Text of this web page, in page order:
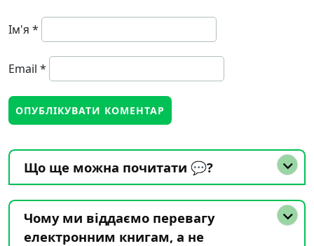
Ім'я *
Email *
Що ще можна почитати 💬?
Чому ми віддаємо перевагу
електронним книгам, а не